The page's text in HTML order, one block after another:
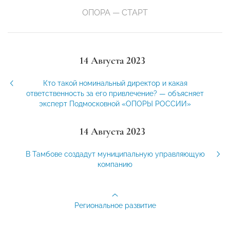
ОПОРА — СТАРТ
14 Августа 2023
Кто такой номинальный директор и какая
ответственность за его привлечение? — объясняет
эксперт Подмосковной «ОПОРЫ РОССИИ»
14 Августа 2023
В Тамбове создадут муниципальную управляющую
компанию
Региональное развитие